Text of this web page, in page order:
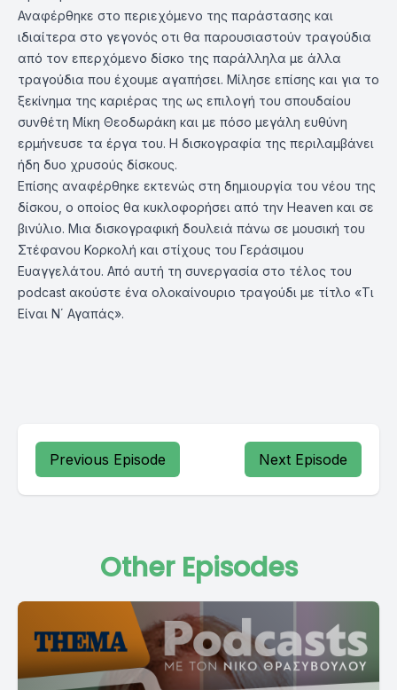
Αναφέρθηκε στο περιεχόμενο της παράστασης και
ιδιαίτερα στο γεγονός οτι θα παρουσιαστούν τραγούδια
από τον επερχόμενο δίσκο της παράλληλα με άλλα
τραγούδια που έχουμε αγαπήσει. Μίλησε επίσης και για το
ξεκίνημα της καριέρας της ως επιλογή του σπουδαίου
συνθέτη Μίκη Θεοδωράκη και με πόσο μεγάλη ευθύνη
ερμήνευσε τα έργα του. Η δισκογραφία της περιλαμβάνει
ήδη δυο χρυσούς δίσκους.
Επίσης αναφέρθηκε εκτενώς στη δημιουργία του νέου της
δίσκου, ο οποίος θα κυκλοφορήσει από την Heaven και σε
βινύλιο. Μια δισκογραφική δουλειά πάνω σε μουσική του
Στέφανου Κορκολή και στίχους του Γεράσιμου
Ευαγγελάτου. Από αυτή τη συνεργασία στο τέλος του
podcast ακούστε ένα ολοκαίνουριο τραγούδι με τίτλο «Τι
Είναι Ν΄ Αγαπάς».
Previous Episode Next Episode
Other Episodes